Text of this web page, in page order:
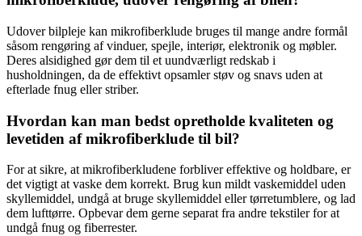
Udover bilpleje kan mikrofiberklude bruges til mange andre formål
såsom rengøring af vinduer, spejle, interiør, elektronik og møbler.
Deres alsidighed gør dem til et uundværligt redskab i
husholdningen, da de effektivt opsamler støv og snavs uden at
efterlade fnug eller striber.
Hvordan kan man bedst opretholde kvaliteten og
levetiden af mikrofiberklude til bil?
For at sikre, at mikrofiberkludene forbliver effektive og holdbare, er
det vigtigt at vaske dem korrekt. Brug kun mildt vaskemiddel uden
skyllemiddel, undgå at bruge skyllemiddel eller tørretumblere, og lad
dem lufttørre. Opbevar dem gerne separat fra andre tekstiler for at
undgå fnug og fiberrester.